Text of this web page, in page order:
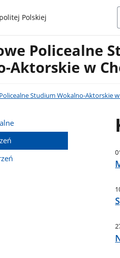
Polskiej
Policealne
Aktorskie w
Studium Wokalno-Aktorskie